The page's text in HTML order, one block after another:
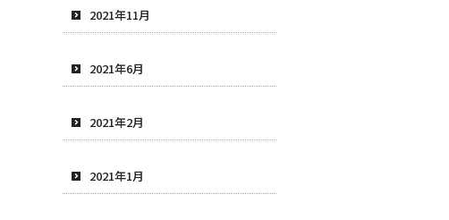
2021年11月
2021年6月
2021年2月
2021年1月